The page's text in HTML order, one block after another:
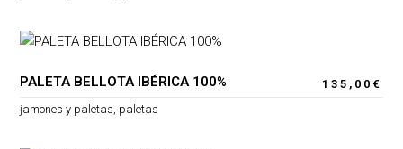
PALETA BELLOTA IBÉRICA 100% 135,00 €
jamones y paletas, paletas